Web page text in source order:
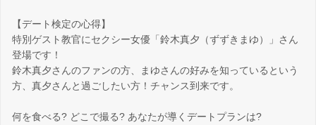
【デート検定の心得】
特別ゲスト教官にセクシー女優「鈴木真夕（ずずきまゆ）」さん
登場です！
鈴木真夕さんのファンの方、まゆさんの好みを知っているという
方、真夕さんと過ごしたい方！チャンス到来です。
何を食べる? どこで撮る? あなたが導くデートプランは?